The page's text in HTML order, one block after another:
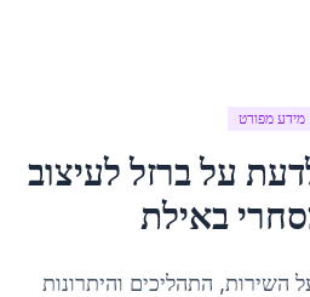
מידע מפורט
עלברזל לעיצוב
באילת
השירות, התהליכים והיתרונות